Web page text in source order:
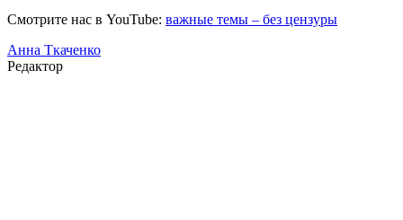
Смотрите нас в YouTube: важные темы – без цензуры
Анна Ткаченко
Редактор